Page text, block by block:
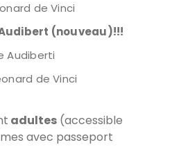
de Vinci
(nouveau)!!!
Audiberti
de Vinci
adultes (accessible
avec passeport